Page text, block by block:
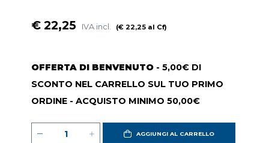
€ 22,25 IVA incl. (€ 22,25 al Cf)
OFFERTA DI BENVENUTO - 5,00€ DI
SCONTO NEL CARRELLO SUL TUO PRIMO
ORDINE - ACQUISTO MINIMO 50,00€
AGGIUNGI AL CARRELLO